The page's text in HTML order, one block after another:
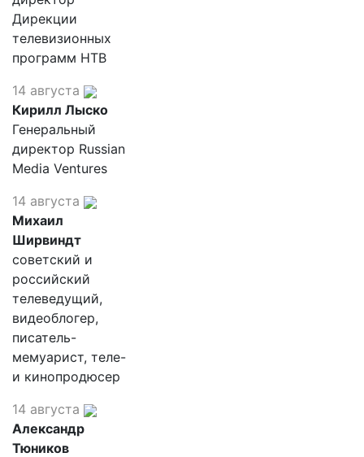
Дирекции
телевизионных
программ НТВ
14 августа
Кирилл Лыско
Генеральный
директор Russian
Media Ventures
14 августа
Михаил
Ширвиндт
советский и
российский
телеведущий,
видеоблогер,
писатель-
мемуарист, теле-
и кинопродюсер
14 августа
Александр
Тюников